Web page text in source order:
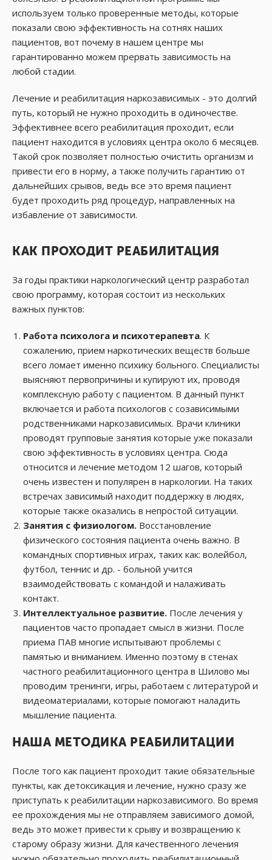
используем только проверенные методы, которые
показали свою эффективность на сотнях наших
пациентов, вот почему в нашем центре мы
гарантированно можем прервать зависимость на
любой стадии.
Лечение и реабилитация наркозависимых - это долгий
путь, который не нужно проходить в одиночестве.
Эффективнее всего реабилитация проходит, если
пациент находится в условиях центра около 6 месяцев.
Такой срок позволяет полностью очистить организм и
привести его в норму, а также получить гарантию от
дальнейших срывов, ведь все это время пациент
будет проходить ряд процедур, направленных на
избавление от зависимости.
КАК ПРОХОДИТ РЕАБИЛИТАЦИЯ
За годы практики наркологический центр разработал
свою программу, которая состоит из нескольких
важных пунктов:
Работа психолога и психотерапевта. К
сожалению, прием наркотических веществ больше
всего ломает именно психику больного. Специалисты
выясняют первопричины и купируют их, проводя
комплексную работу с пациентом. В данный пункт
включается и работа психологов с созависимыми
родственниками наркозависимых. Врачи клиники
проводят групповые занятия которые уже показали
свою эффективность в условиях центра. Сюда
относится и лечение методом 12 шагов, который
очень известен и популярен в наркологии. На таких
встречах зависимый находит поддержку в людях,
которые также оказались в непростой ситуации.
Занятия с физиологом. Восстановление
физического состояния пациента очень важно. В
командных спортивных играх, таких как: волейбол,
футбол, теннис и др. - больной учится
взаимодействовать с командой и налаживать
контакт.
Интеллектуальное развитие. После лечения у
пациентов часто пропадает смысл в жизни. После
приема ПАВ многие испытывают проблемы с
памятью и вниманием. Именно поэтому в стенах
частного реабилитационного центра в Шилово мы
проводим тренинги, игры, работаем с литературой и
видеоматериалами, которые помогают наладить
мышление пациента.
НАША МЕТОДИКА РЕАБИЛИТАЦИИ
После того как пациент проходит такие обязательные
пункты, как детоксикация и лечение, нужно сразу же
приступать к реабилитации наркозависимого. Во время
ее прохождения мы не отправляем зависимого домой,
ведь это может привести к срыву и возвращению к
старому образу жизни. Для качественного лечения